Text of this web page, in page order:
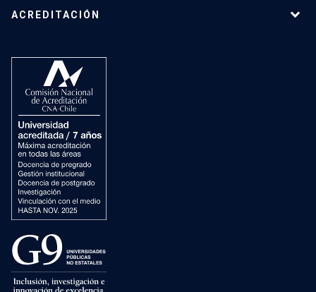
ACREDITACIÓN